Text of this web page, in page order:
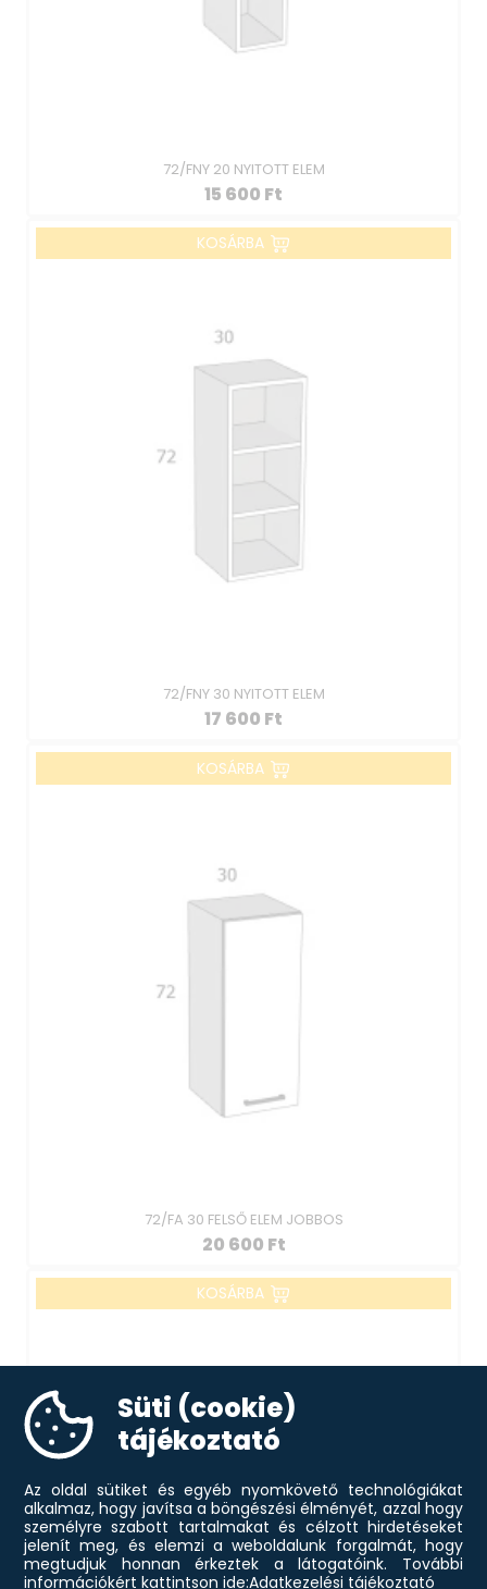
72/FNY 20 NYITOTT ELEM
15 600 Ft
KOSÁRBA
72/FNY 30 NYITOTT ELEM
17 600 Ft
KOSÁRBA
72/FA 30 FELSŐ ELEM JOBBOS
20 600 Ft
KOSÁRBA
Süti (cookie)
tájékoztató
Az oldal sütiket és egyéb nyomkövető technológiákat
alkalmaz, hogy javítsa a böngészési élményét, azzal hogy
személyre szabott tartalmakat és célzott hirdetéseket
jelenít meg, és elemzi a weboldalunk forgalmát, hogy
megtudjuk honnan érkeztek a látogatóink.
További
információkért kattintson ide:Adatkezelési tájékoztató